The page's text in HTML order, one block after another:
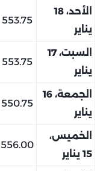
الأحد، 18
يناير
553.75
السبت، 17
يناير
553.75
الجمعة، 16
يناير
550.75
الخميس،
15 يناير
556.00